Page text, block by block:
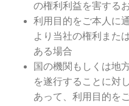
の権利利益を害する
利用目的をご本人に
より当社の権利また
ある場合
国の機関もしくは地
を遂行することに対
あって、利用目的を